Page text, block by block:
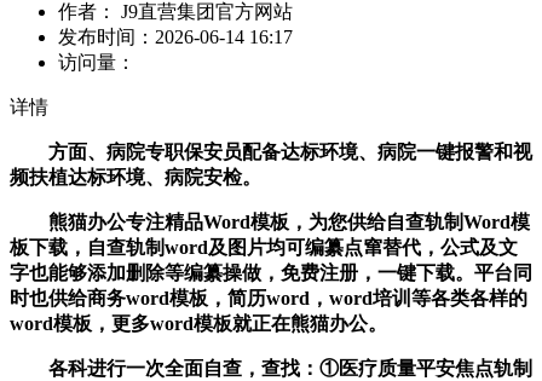
作者： J9直营集团官方网站
发布时间： 2026-06-14 16:17
访问量：
详情
方面、病院专职保安员配备达标环境、病院一键报警和视
频扶植达标环境、病院安检。
熊猫办公专注精品Word模板，为您供给自查轨制Word模
板下载，自查轨制word及图片均可编纂点窜替代，公式及文
字也能够添加删除等编纂操做，免费注册，一键下载。平台同
时也供给商务word模板，简历word，word培训等各类各样的
word模板，更多word模板就正在熊猫办公。
各科进行一次全面自查，查找：①医疗质量平安焦点轨制